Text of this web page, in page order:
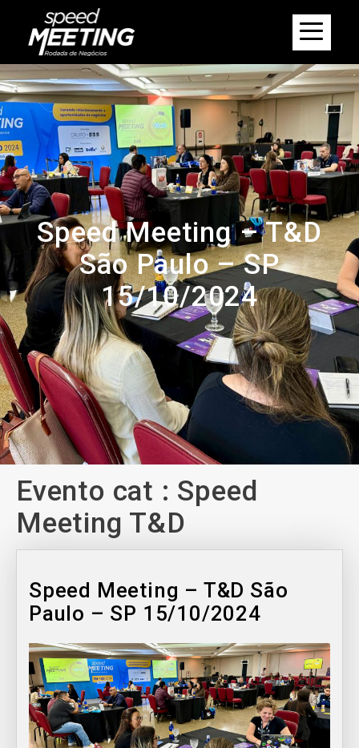
Speed Meeting – T&D
São Paulo – SP
15/10/2024
Evento cat : Speed
Meeting T&D
Speed Meeting – T&D São
Paulo – SP 15/10/2024